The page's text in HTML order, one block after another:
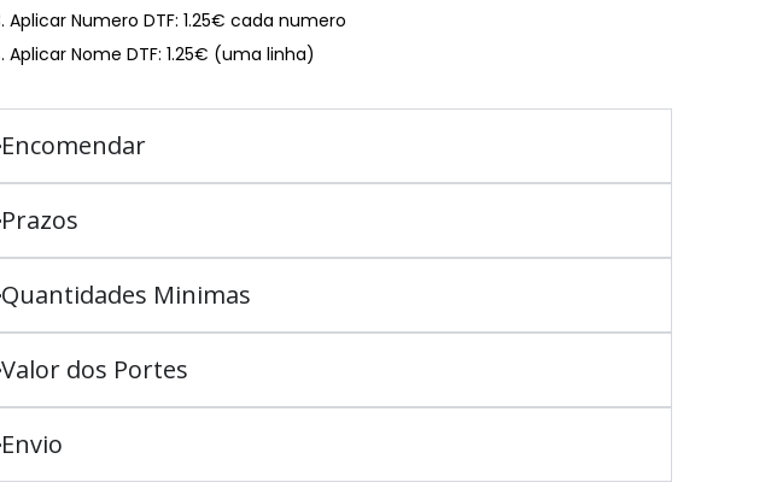
Aplicar Numero DTF: 1.25€ cada numero
Aplicar Nome DTF: 1.25€ (uma linha)
Encomendar
Prazos
Quantidades Minimas
Valor dos Portes
Envio